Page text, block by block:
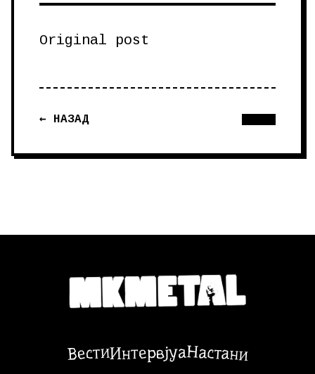
Original post
← НАЗАД
ВестиИнтервјуаНастани